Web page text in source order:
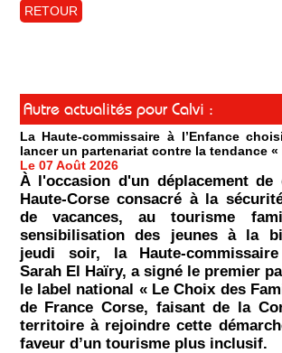
RETOUR
Autre actualités pour Calvi :
La Haute-commissaire à l’Enfance
lancer un partenariat contre la tendance «
Le 07 Août 2026
À l'occasion d'un déplacement de
Haute-Corse consacré à la
de vacances, au tourisme
sensibilisation des jeunes à la
jeudi soir, la Haute-
Sarah El Haïry, a signé le premier
le label national « Le Choix des
de France Corse, faisant de la
territoire à rejoindre cette
faveur d’un tourisme plus inclusif.